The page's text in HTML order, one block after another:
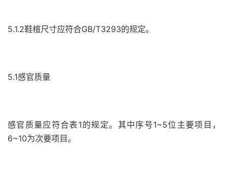
5.1.2鞋楦尺寸应符合GB/T3293的规定。
5.1感官质量
感官质量应符合表1的规定。其中序号1~5位主要项目，
6~10为次要项目。